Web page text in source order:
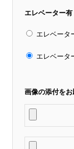
エレベーター
エレベータ
エレベータ
画像の添付を